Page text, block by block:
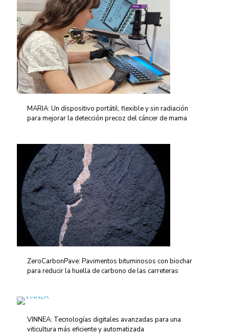
MARIA: Un dispositivo portátil, flexible y sin radiación
para mejorar la detección precoz del cáncer de mama
ZeroCarbonPave: Pavimentos bituminosos con biochar
para reducir la huella de carbono de las carreteras
VINNEA: Tecnologías digitales avanzadas para una
viticultura más eficiente y automatizada